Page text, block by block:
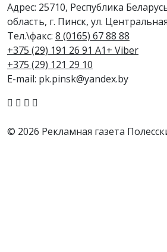
Адрес: 25710, Республика
область, г. Пинск, ул.
Тел.\факс: 8 (0165) 67 88 88
+375 (29) 191 26 91 A1+ Viber
+375 (29) 121 29 10
E-mail: pk.pinsk@yandex.by
© 2026 Рекламная газета